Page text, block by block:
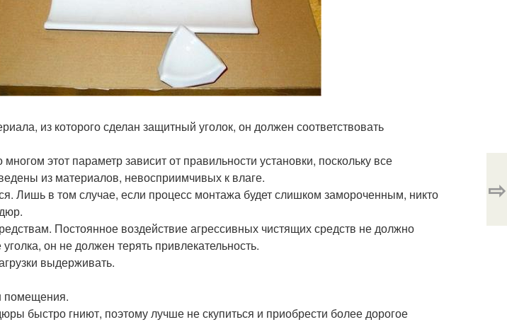
из которого сделан защитный уголок, он должен соответствовать
этот параметр зависит от правильности установки, поскольку все
из материалов, невосприимчивых к влаге.
Лишь в том случае, если процесс монтажа будет слишком замороченным, никто
Постоянное воздействие агрессивных чистящих средств не должно
он не должен терять привлекательность.
выдерживать.
помещения.
быстро гниют, поэтому лучше не скупиться и приобрести более дорогое
⇨